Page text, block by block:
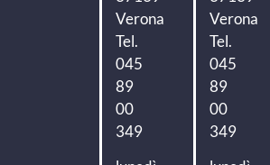
Verona
Tel.
045
89
00
349
Verona
Tel.
045
89
00
349